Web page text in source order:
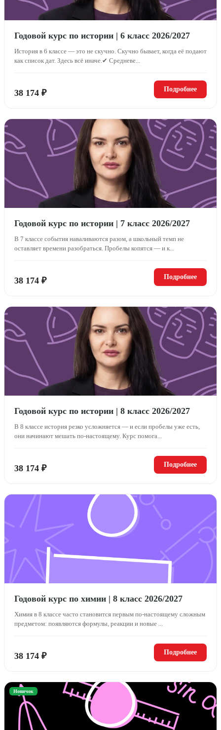
Годовой курс по истории | 6 класс 2026/2027
История в 6 классе — это не скучно. Скучно бывает, когда её подают
как список дат. Здесь всё иначе.✔ Средневе...
38 174 ₽ Подробнее
Годовой курс по истории | 7 класс 2026/2027
В 7 классе события наваливаются разом, а школьный темп не
оставляет времени разобраться. Пробелы копятся — и к...
38 174 ₽ Подробнее
Годовой курс по истории | 8 класс 2026/2027
В 8 классе история резко усложняется — и если пробелы уже есть,
они начинают мешать по-настоящему. Курс помога...
38 174 ₽ Подробнее
Годовой курс по химии | 8 класс 2026/2027
Химия в 8 классе часто становится первым по-настоящему сложным
предметом: появляются формулы, реакции и новые ...
38 174 ₽ Подробнее
Новичок